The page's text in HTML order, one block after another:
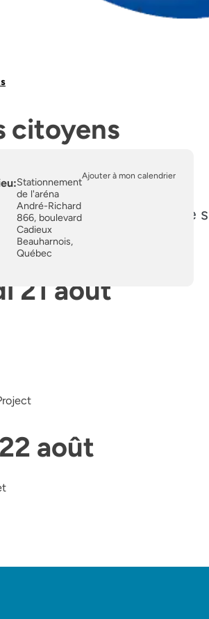
Stationnement
de l'aréna
André-Richard
866, boulevard
Cadieux
Beauharnois,
Québec
Ajouter à mon calendrier
citoyens
à l’Aréna pour profiter
d’oublier !
21 août
août